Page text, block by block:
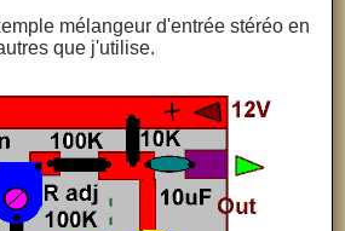
mélangeur d'entrée stéréo en
que j'utilise.